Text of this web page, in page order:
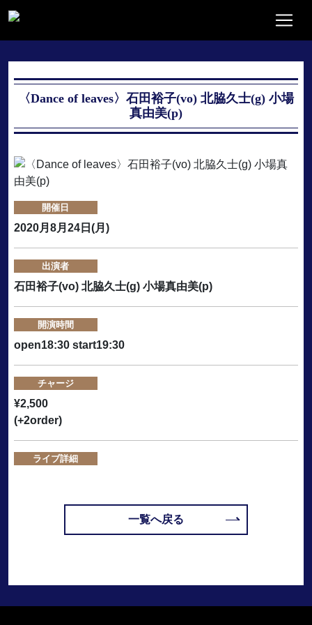
〈Dance of leaves〉石田裕子(vo) 北脇久士(g) 小場
真由美(p)
開催日
2020月8月24日(月)
出演者
石田裕子(vo) 北脇久士(g) 小場真由美(p)
開演時間
open18:30 start19:30
チャージ
¥2,500
(+2order)
ライブ詳細
一覧へ戻る